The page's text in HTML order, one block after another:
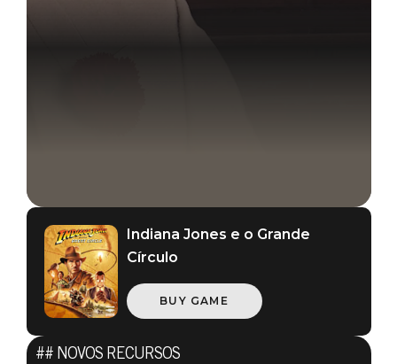
Indiana Jones e o Grande
Círculo
BUY GAME
## NOVOS RECURSOS